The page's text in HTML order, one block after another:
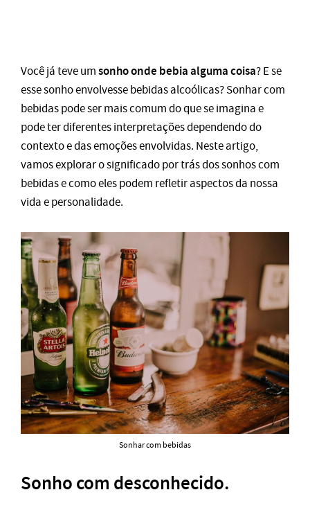
Você já teve umsonho onde bebia alguma coisa? E se
esse sonho envolvesse bebidas alcoólicas? Sonhar com
bebidas pode ser mais comum do que se imagina e
pode ter diferentes interpretações dependendo do
contexto e das emoções envolvidas. Neste artigo,
vamos explorar o significado por trás dos sonhos com
bebidas e como eles podem refletir aspectos da nossa
vida e personalidade.
Sonhar com bebidas
Sonho com desconhecido.